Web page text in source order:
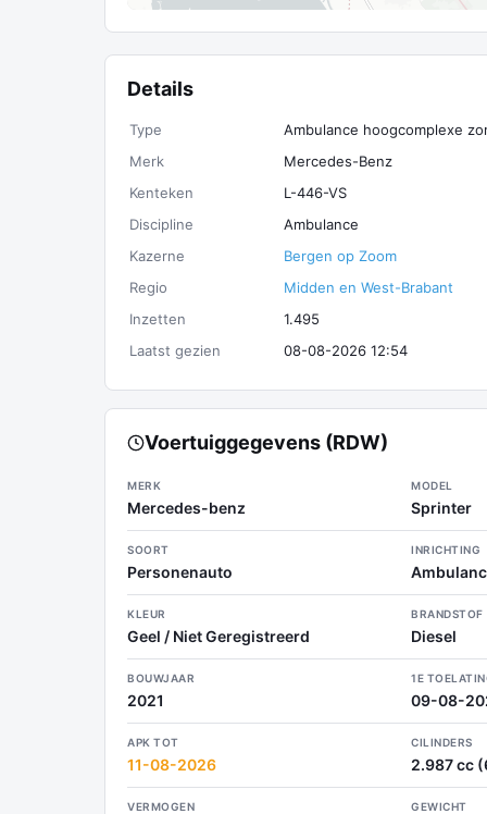
Details
Type
Ambulance hoogcomplexe
Merk
Mercedes-Benz
Kenteken
L-446-VS
Discipline
Ambulance
Kazerne
Bergen op Zoom
Regio
Midden en West-Brabant
Inzetten
1.495
Laatst gezien
08-08-2026 12:54
Voertuiggegevens (RDW)
MERK
Mercedes-benz
MODEL
Sprinter
SOORT
Personenauto
INRICHTING
KLEUR
Geel / Niet Geregistreerd
BRANDSTOF
Diesel
BOUWJAAR
2021
1E
09-08-
APK TOT
11-08-2026
CILINDERS
2.987 cc
VERMOGEN GEWICHT